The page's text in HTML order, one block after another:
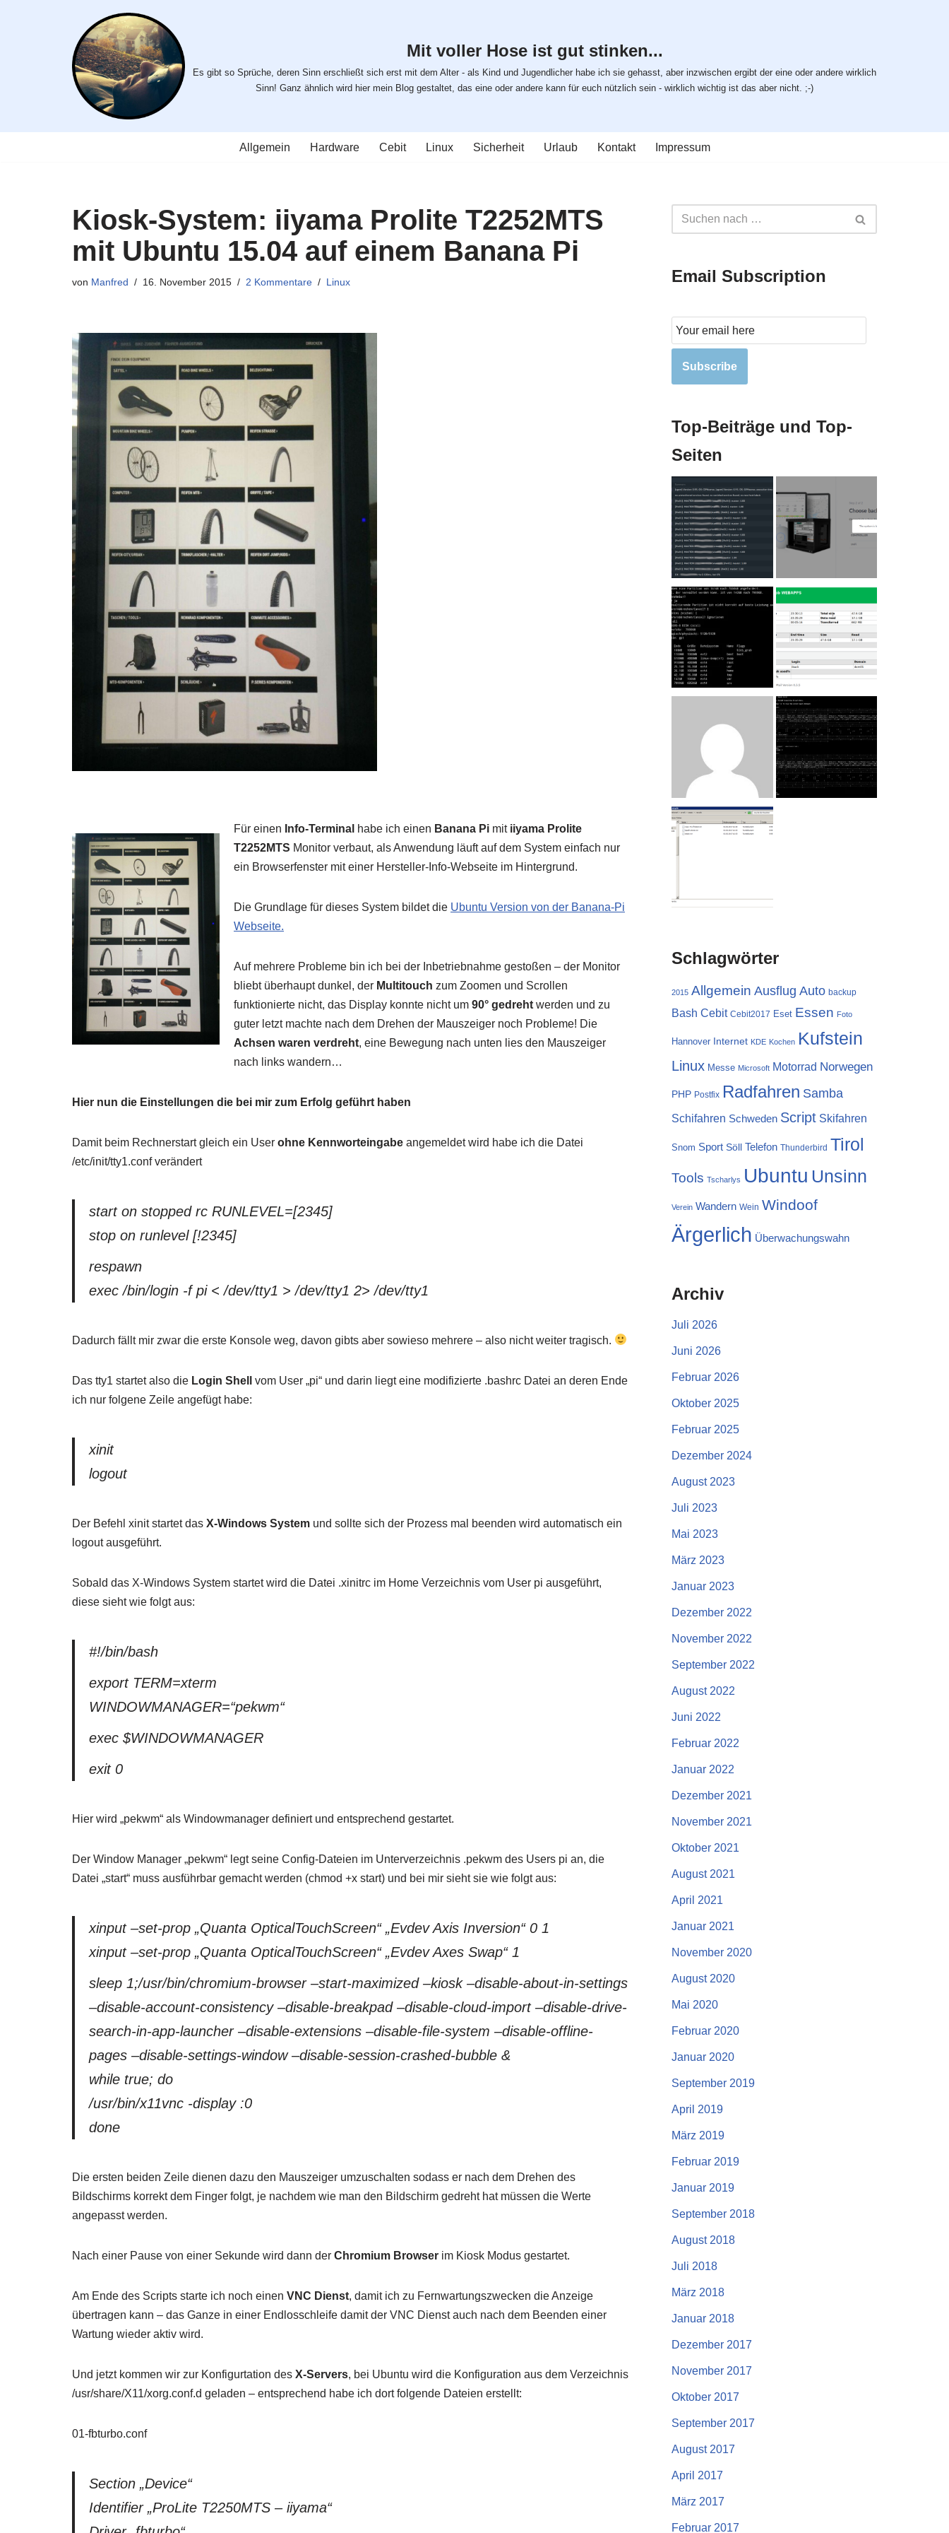
Mit voller Hose ist gut stinken...
Es gibt so Sprüche, deren Sinn erschließt sich erst mit dem Alter - als Kind und Jugendlicher habe ich sie gehasst, aber inzwischen ergibt der eine oder andere wirklich
Sinn! Ganz ähnlich wird hier mein Blog gestaltet, das eine oder andere kann für euch nützlich sein - wirklich wichtig ist das aber nicht. ;-)
Allgemein Hardware Cebit Linux Sicherheit Urlaub Kontakt Impressum
Kiosk-System: iiyama Prolite T2252MTS
mit Ubuntu 15.04 auf einem Banana Pi
von Manfred 16. November 2015 2 Kommentare Linux
Für einen Info-Terminal habe ich einen Banana Pi mitiiyama Prolite
T2252MTS Monitor verbaut, als Anwendung läuft auf dem System einfach nur
ein Browserfenster mit einer Hersteller-Info-Webseite im Hintergrund.
Die Grundlage für dieses System bildet die Ubuntu Version von der Banana-Pi
Webseite.
Auf mehrere Probleme bin ich bei der Inbetriebnahme gestoßen – der Monitor
bliebt überhaupt dunkel, der Multitouch zum Zoomen und Scrollen
funktionierte nicht, das Display konnte nicht um 90° gedreht werden und zu
guter letzt machte nach dem Drehen der Mauszeiger noch Probleme! Die
Achsen waren verdreht, eine Bewegung nach unten lies den Mauszeiger
nach links wandern…
Hier nun die Einstellungen die bei mir zum Erfolg geführt haben
Damit beim Rechnerstart gleich ein User ohne Kennworteingabe angemeldet wird habe ich die Datei
/etc/init/tty1.conf verändert
start on stopped rc RUNLEVEL=[2345]
stop on runlevel [!2345]
respawn
exec /bin/login -f pi < /dev/tty1 > /dev/tty1 2> /dev/tty1
Dadurch fällt mir zwar die erste Konsole weg, davon gibts aber sowieso mehrere – also nicht weiter tragisch.
Das tty1 startet also die Login Shell
vom User „pi“ und darin liegt eine modifizierte .bashrc Datei an deren Ende
ich nur folgene Zeile angefügt habe:
xinit
logout
Der Befehl xinit startet das X-Windows System und sollte sich der Prozess mal beenden wird automatisch ein
logout ausgeführt.
Sobald das X-Windows System startet wird die Datei .xinitrc im Home Verzeichnis vom User pi ausgeführt,
diese sieht wie folgt aus:
#!/bin/bash
export TERM=xterm
WINDOWMANAGER=“pekwm“
exec $WINDOWMANAGER
exit 0
Hier wird „pekwm“ als Windowmanager definiert und entsprechend gestartet.
Der Window Manager „pekwm“ legt seine Config-Dateien im Unterverzeichnis .pekwm des Users pi an, die
Datei „start“ muss ausführbar gemacht werden (chmod +x start) und bei mir sieht sie wie folgt aus:
xinput –set-prop „Quanta OpticalTouchScreen“ „Evdev Axis Inversion“ 0 1
xinput –set-prop „Quanta OpticalTouchScreen“ „Evdev Axes Swap“ 1
sleep 1;/usr/bin/chromium-browser –start-maximized –kiosk –disable-about-in-settings
–disable-account-consistency –disable-breakpad –disable-cloud-import –disable-drive-
search-in-app-launcher –disable-extensions –disable-file-system –disable-offline-
pages –disable-settings-window –disable-session-crashed-bubble &
while true; do
/usr/bin/x11vnc -display :0
done
Die ersten beiden Zeile dienen dazu den Mauszeiger umzuschalten sodass er nach dem Drehen des
Bildschirms korrekt dem Finger folgt, je nachdem wie man den Bildschirm gedreht hat müssen die Werte
angepasst werden.
Nach einer Pause von einer Sekunde wird dann der Chromium Browser im Kiosk Modus gestartet.
Am Ende des Scripts starte ich noch einen VNC Dienst, damit ich zu Fernwartungszwecken die Anzeige
übertragen kann – das Ganze in einer Endlosschleife damit der VNC Dienst auch nach dem Beenden einer
Wartung wieder aktiv wird.
Und jetzt kommen wir zur Konfigurtation des X-Servers, bei Ubuntu wird die Konfiguration aus dem Verzeichnis
/usr/share/X11/xorg.conf.d geladen – entsprechend habe ich dort folgende Dateien erstellt:
01-fbturbo.conf
Section „Device“
Identifier „ProLite T2250MTS – iiyama“
Email Subscription
Subscribe
Top-Beiträge und Top-
Seiten
Schlagwörter
2015 Allgemein Ausflug Auto backup
Bash Cebit Cebit2017 Eset Essen Foto
Hannover Internet KDE Kochen Kufstein
Linux Messe Microsoft Motorrad Norwegen
PHP Postfix Radfahren Samba
Schifahren Schweden Script Skifahren
Snom Sport Söll Telefon Thunderbird Tirol
Tools Tscharlys Ubuntu Unsinn
Verein Wandern Wein Windoof
Ärgerlich Überwachungswahn
Archiv
Juli 2026
Juni 2026
Februar 2026
Oktober 2025
Februar 2025
Dezember 2024
August 2023
Juli 2023
Mai 2023
März 2023
Januar 2023
Dezember 2022
November 2022
September 2022
August 2022
Juni 2022
Februar 2022
Januar 2022
Dezember 2021
November 2021
Oktober 2021
August 2021
April 2021
Januar 2021
November 2020
August 2020
Mai 2020
Februar 2020
Januar 2020
September 2019
April 2019
März 2019
Februar 2019
Januar 2019
September 2018
August 2018
Juli 2018
März 2018
Januar 2018
Dezember 2017
November 2017
Oktober 2017
September 2017
August 2017
April 2017
März 2017
Februar 2017